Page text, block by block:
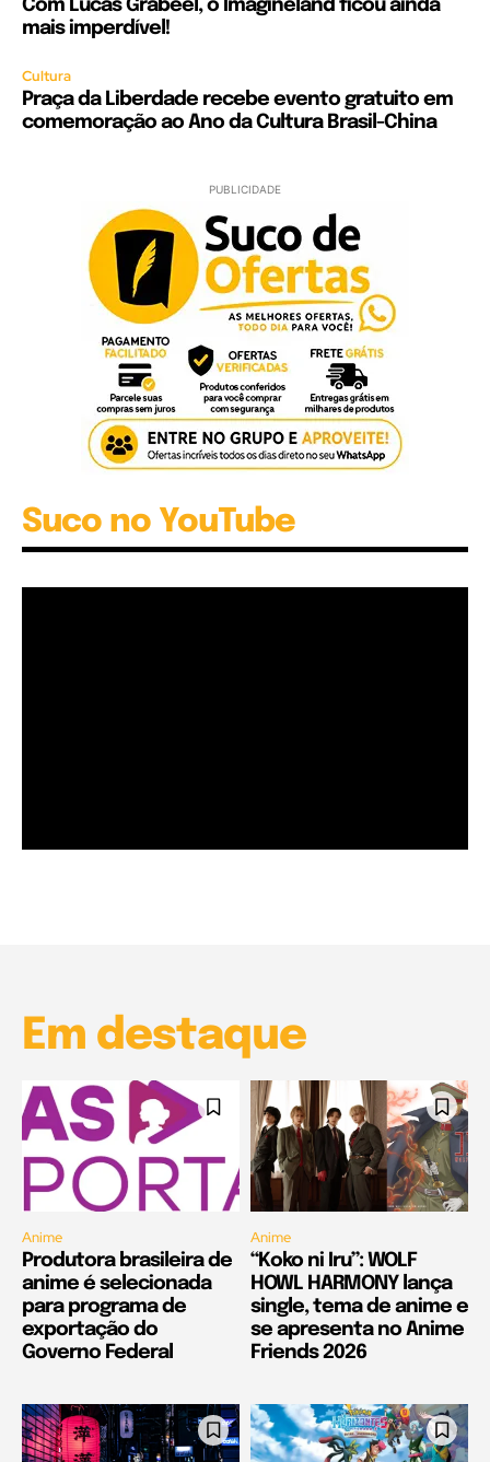
Com Lucas Grabeel, o Imagineland ficou ainda
mais imperdível!
Cultura
Praça da Liberdade recebe evento gratuito em
comemoração ao Ano da Cultura Brasil-China
PUBLICIDADE
Suco no YouTube
Em destaque
Anime
Produtora brasileira de
anime é selecionada
para programa de
exportação do
Governo Federal
Anime
“Koko ni Iru”: WOLF
HOWL HARMONY lança
single, tema de anime e
se apresenta no Anime
Friends 2026